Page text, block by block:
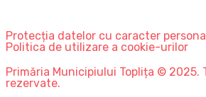
Protecția datelor cu caracter
Politica de utilizare a cookie-urilor
Primăria Municipiului Toplița © 2025.
rezervate.